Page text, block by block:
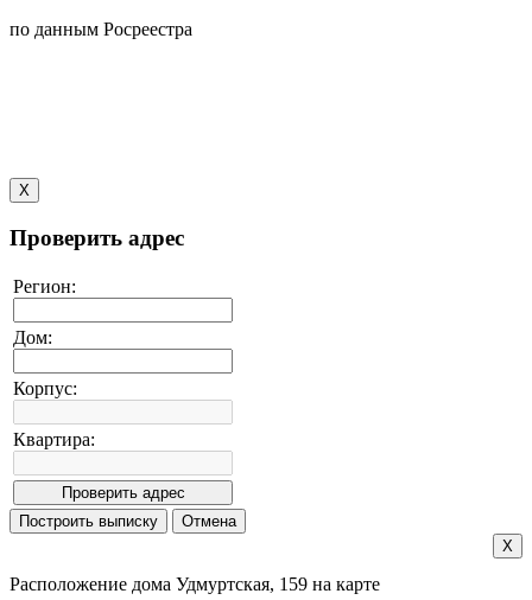
по данным Росреестра
X
Проверить адрес
Регион:
Дом:
Корпус:
Квартира:
X
Расположение дома Удмуртская, 159 на карте